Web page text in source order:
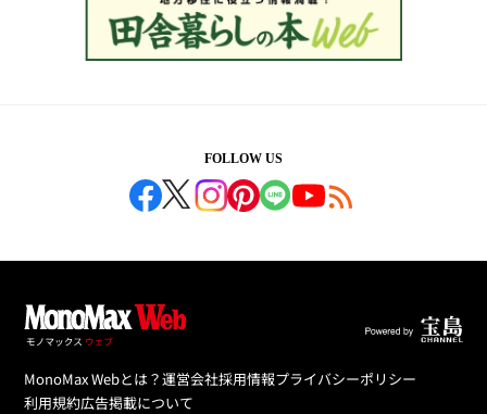
FOLLOW US
MonoMax Webとは？運営会社採用情報プライバシーポリシー
利用規約広告掲載について